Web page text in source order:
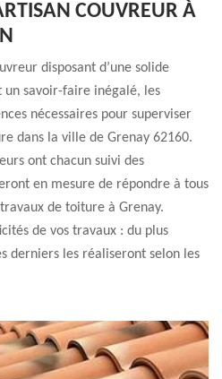
COUVREUR À
disposant d’une solide
un savoir-faire inégalé, les
nécessaires pour superviser
dans la ville de Grenay 62160.
ont chacun suivi des
en mesure de répondre à tous
de toiture à Grenay.
de vos travaux : du plus
derniers les réaliseront selon les